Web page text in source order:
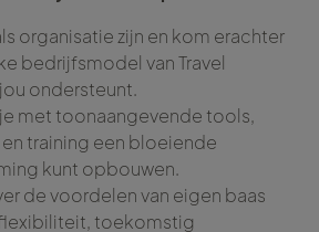
organisatie zijn en kom erachter
bedrijfsmodel van Travel
ondersteunt.
met toonaangevende tools,
training een bloeiende
kunt opbouwen.
de voordelen van eigen baas
toekomstig